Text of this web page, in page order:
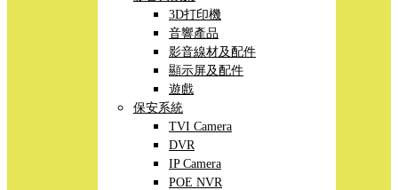
3D打印機
音響產品
影音線材及配件
顯示屏及配件
遊戲
保安系統
TVI Camera
DVR
IP Camera
POE NVR